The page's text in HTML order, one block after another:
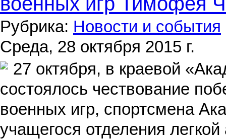
Рубрика: Новости и события
Среда, 28 октября 2015 г.
27 октября, в краевой
состоялось чествование
военных игр, спортсмена
учащегося отделения